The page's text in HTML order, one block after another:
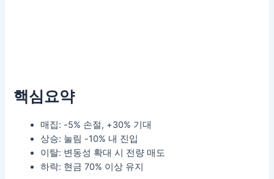
핵심요약
매집: -5% 손절, +30% 기대
상승: 눌림 -10% 내 진입
이탈: 변동성 확대 시 전량 매도
하락: 현금 70% 이상 유지